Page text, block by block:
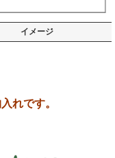
イメージ
れです。